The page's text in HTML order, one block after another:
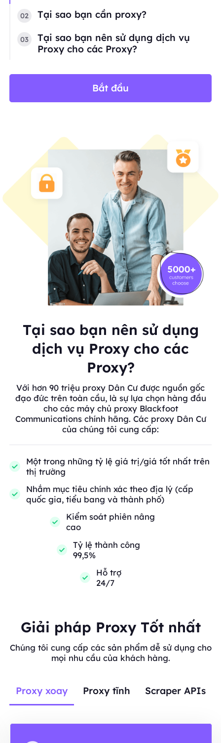
02 Tại sao bạn cần proxy?
03
Tại sao bạn nên sử dụng dịch vụ
Proxy cho các Proxy?
Bắt đầu
Tại sao bạn nên sử dụng
dịch vụ Proxy cho các
Proxy?
Với hơn 90 triệu proxy Dân Cư được nguồn gốc
đạo đức trên toàn cầu, là sự lựa chọn hàng đầu
cho các máy chủ proxy Blackfoot
Communications chính hãng. Các proxy Dân Cư
của chúng tôi cung cấp:
Một trong những tỷ lệ giá trị/giá tốt nhất trên
thị trường
Nhắm mục tiêu chính xác theo địa lý (cấp
quốc gia, tiểu bang và thành phố)
Kiểm soát phiên nâng
cao
Tỷ lệ thành công
99,5%
Hỗ trợ
24/7
Giải pháp Proxy Tốt nhất
Chúng tôi cung cấp các sản phẩm dễ sử dụng cho
mọi nhu cầu của khách hàng.
Proxy xoay Proxy tĩnh Scraper APIs